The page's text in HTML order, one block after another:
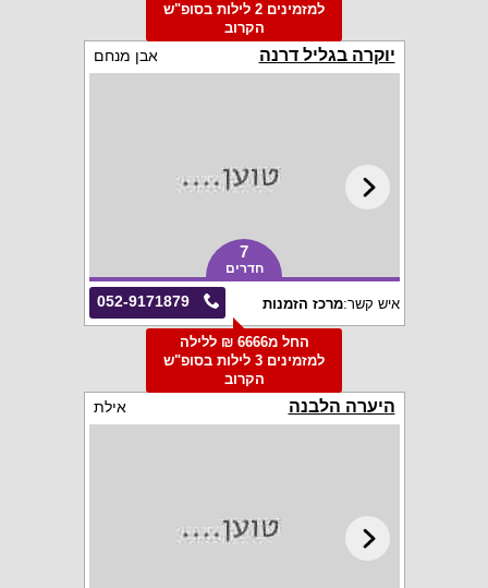
למזמינים 2 לילות בסופ"ש
הקרוב
יוקרה בגליל דרנה אבן מנחם
7
חדרים
052-9171879 איש קשר:מרכז הזמנות
החל מ6666 ₪ ללילה
למזמינים 3 לילות בסופ"ש
הקרוב
היערה הלבנה אילת